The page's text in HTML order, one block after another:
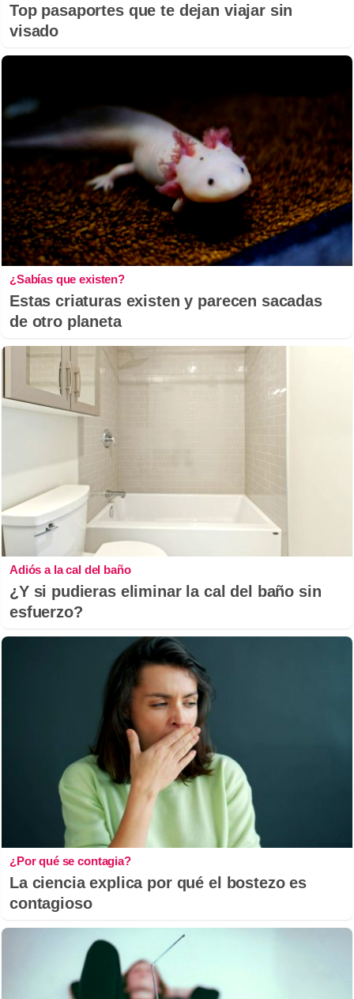
Top pasaportes que te dejan viajar sin
visado
¿Sabías que existen?
Estas criaturas existen y parecen sacadas
de otro planeta
Adiós a la cal del baño
¿Y si pudieras eliminar la cal del baño sin
esfuerzo?
¿Por qué se contagia?
La ciencia explica por qué el bostezo es
contagioso